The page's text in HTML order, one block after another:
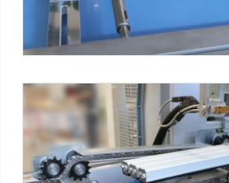
XP650 ARX-T +
Overlap shrink wrapper with